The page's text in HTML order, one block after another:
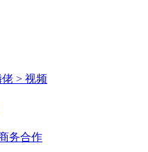
佬 > 视频
务合作